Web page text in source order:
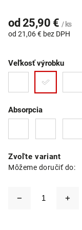
od25,90 € / ks
od 21,06 € bez DPH
Zvoľte variant
Môžeme doručiť do:
Veľkosť výrobku
Absorpcia